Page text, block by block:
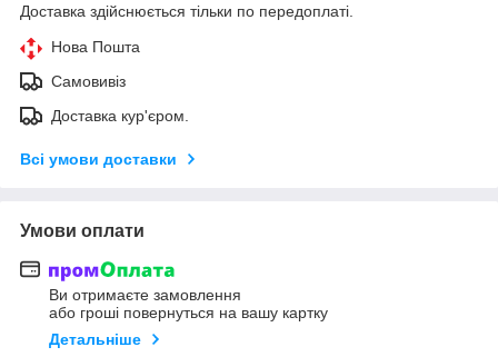
Доставка здійснюється тільки по передоплаті.
Нова Пошта
Самовивіз
Доставка кур'єром.
Всі умови доставки
Умови оплати
Ви отримаєте замовлення
або гроші повернуться на вашу картку
Детальніше